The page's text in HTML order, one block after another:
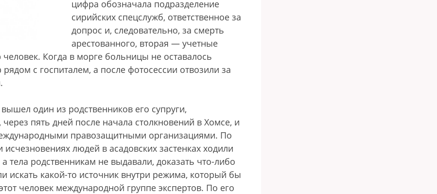
цифра обозначала подразделение
сирийских спецслужб, ответственное за
допрос и, следовательно, за смерть
арестованного, вторая — учетные
Когда в морге больницы не оставалось
с госпиталем, а после фотосессии отвозили за
один из родственников его супруги,
пять дней после начала столкновений в Хомсе, и
правозащитными организациями. По
людей в асадовских застенках ходили
тела родственникам не выдавали, доказать что-либо
искать какой-то источник внутри режима, который бы
человек международной группе экспертов. По его